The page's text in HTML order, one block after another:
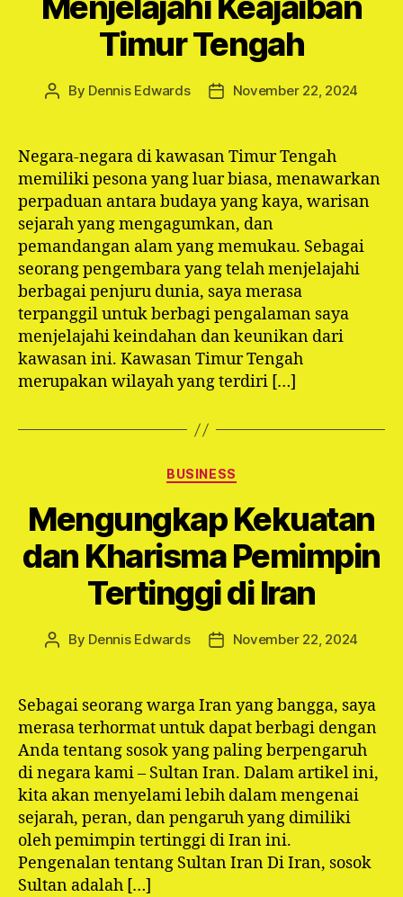
Timur Tengah
Post
By Dennis Edwards
PostNovember 22, 2024
Negara-negara di kawasan Timur Tengah
memiliki pesona yang luar biasa, menawarkan
perpaduan antara budaya yang kaya, warisan
sejarah yang mengagumkan, dan
pemandangan alam yang memukau. Sebagai
seorang pengembara yang telah menjelajahi
berbagai penjuru dunia, saya merasa
terpanggil untuk berbagi pengalaman saya
menjelajahi keindahan dan keunikan dari
kawasan ini. Kawasan Timur Tengah
merupakan wilayah yang terdiri […]
Categories
BUSINESS
Mengungkap Kekuatan
dan Kharisma Pemimpin
Tertinggi di Iran
Post
By Dennis Edwards
PostNovember 22, 2024
Sebagai seorang warga Iran yang bangga, saya
merasa terhormat untuk dapat berbagi dengan
Anda tentang sosok yang paling berpengaruh
di negara kami – Sultan Iran. Dalam artikel ini,
kita akan menyelami lebih dalam mengenai
sejarah, peran, dan pengaruh yang dimiliki
oleh pemimpin tertinggi di Iran ini.
Pengenalan tentang Sultan Iran Di Iran, sosok
Sultan adalah […]